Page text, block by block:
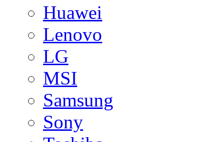
Huawei
Lenovo
LG
MSI
Samsung
Sony